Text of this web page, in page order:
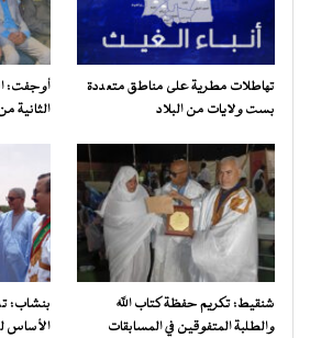
تهاطلات مطرية على مناطق متعددة
بست ولايات من البلاد
أوجفت:
الثانية
شنقيط: تكريم حفظة كتاب الله
والطلبة المتفوقين في المسابقات
بنشاب:
الأساس